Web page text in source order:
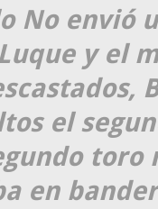
No envió
y el
el
en